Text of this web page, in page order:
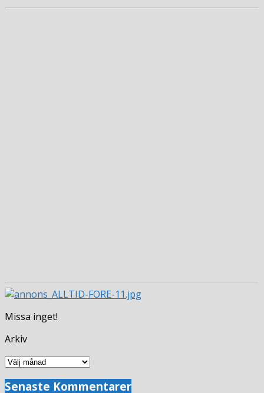
Missa inget!
Arkiv
Arkiv
Senaste Kommentarer